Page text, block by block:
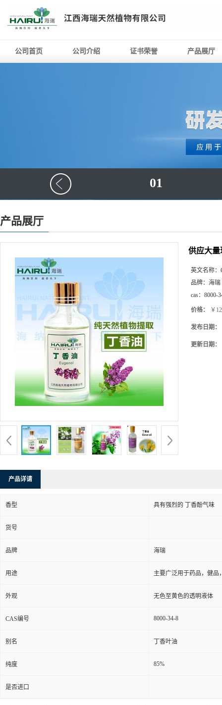
公司首页 公司介绍 证书荣誉 产品展厅
01
产品展厅
供应大量
英文名称：
品牌： 海瑞
cas： 8000-
价格： ￥
发布日期：
更新日期：
产品详请
香型 具有强烈的 丁香酚气味
货号
品牌 海瑞
用途 主要广泛用于药品，健品
外观 无色至黄色的透明液体
CAS编号 8000-34-8
别名 丁香叶油
纯度 85%
是否进口